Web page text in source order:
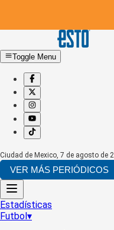
Toggle Menu
Ciudad de Mexico, 7 de agosto de
VER MÁS PERIÓDICOS
Estadísticas
Futbol▾